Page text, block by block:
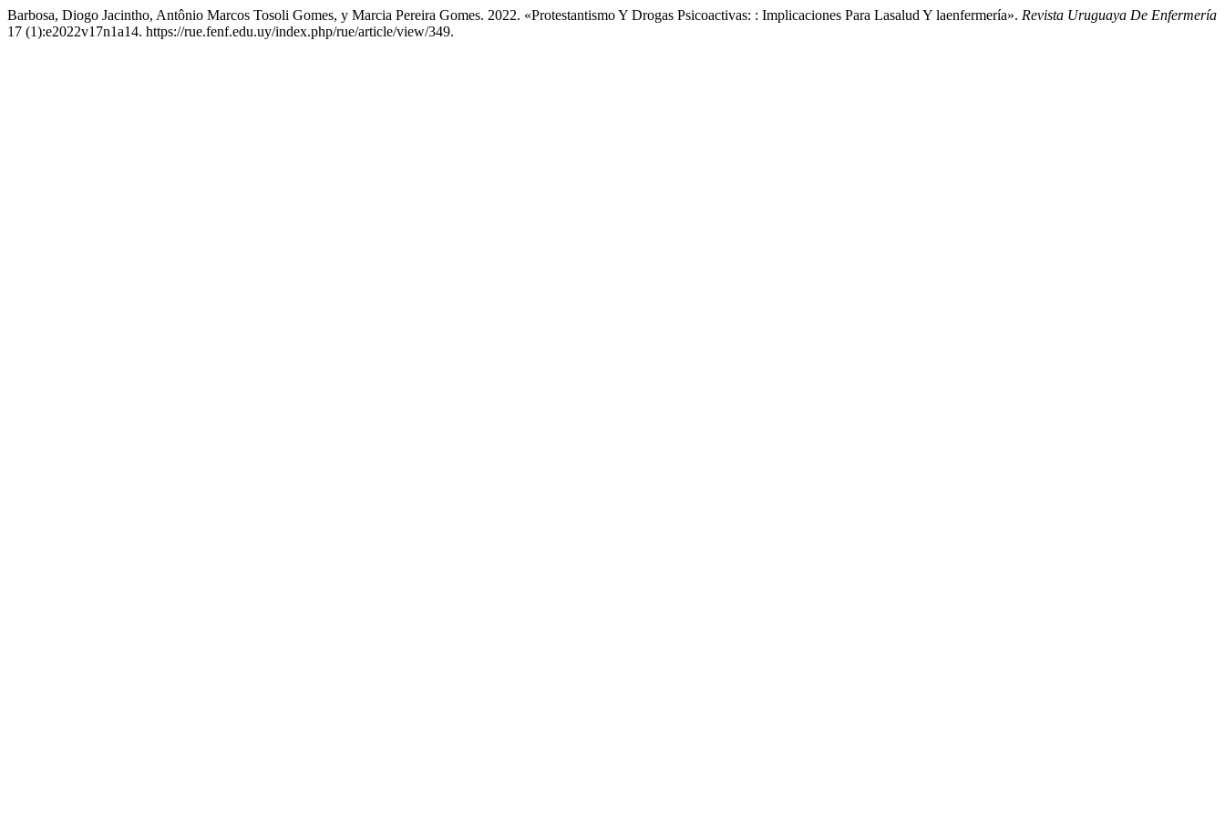
Barbosa, Diogo Jacintho, Antônio Marcos Tosoli Gomes, y Marcia Pereira Gomes. 2022. «Protestantismo Y Drogas Psicoactivas: : Implicaciones Para Lasalud Y laenfermería». Revista Uruguaya De Enfermería
17 (1):e2022v17n1a14. https://rue.fenf.edu.uy/index.php/rue/article/view/349.